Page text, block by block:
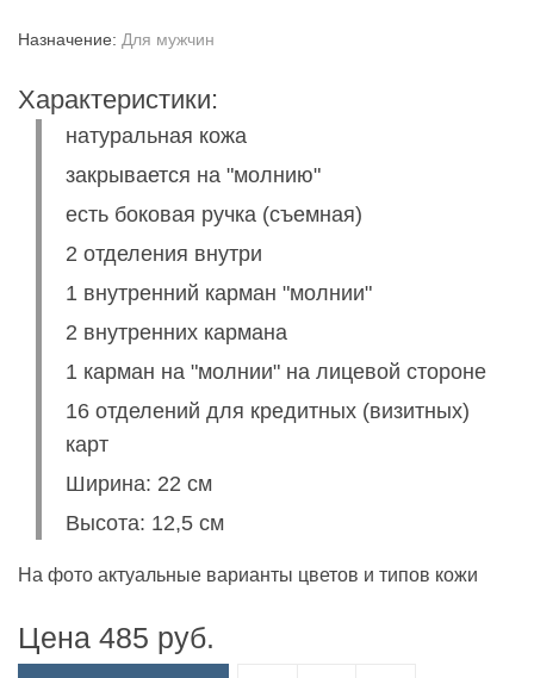
Назначение: Для мужчин
Характеристики:
натуральная кожа
закрывается на "молнию"
есть боковая ручка (съемная)
2 отделения внутри
1 внутренний карман "молнии"
2 внутренних кармана
1 карман на "молнии" на лицевой стороне
16 отделений для кредитных (визитных)
карт
Ширина: 22 см
Высота: 12,5 см
На фото актуальные варианты цветов и типов кожи
Цена 485 руб.